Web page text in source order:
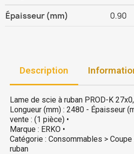
Épaisseur (mm)
0.90
Description
Lame de scie à ruban PROD-K
Longueur (mm) : 2480 - Épaisseur
vente : (1 pièce) •
Marque : ERKO •
Catégorie : Consommables >
ruban